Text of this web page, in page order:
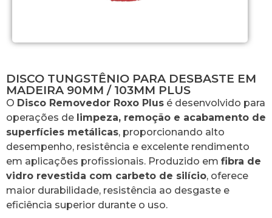
DISCO TUNGSTÊNIO PARA DESBASTE EM
MADEIRA 90MM / 103MM PLUS
O Disco Removedor Roxo Plus é desenvolvido para
operações de limpeza, remoção e acabamento de
superfícies metálicas, proporcionando alto
desempenho, resistência e excelente rendimento
em aplicações profissionais. Produzido em fibra de
vidro revestida com carbeto de silício, oferece
maior durabilidade, resistência ao desgaste e
eficiência superior durante o uso.